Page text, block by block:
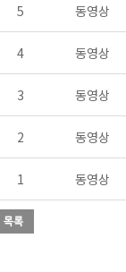
5 동영상
4 동영상
3 동영상
2 동영상
1 동영상